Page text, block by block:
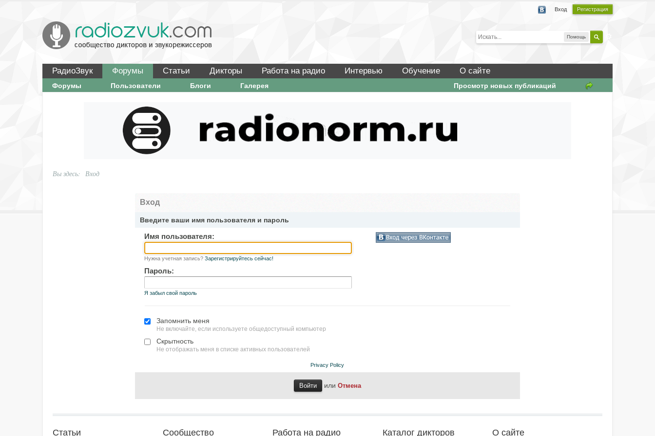
Вход Регистрация
Помощь
РадиоЗвук Форумы Статьи Дикторы Работа на радио Интервью Обучение О сайте
Просмотр новых публикаций
Форумы Пользователи Блоги Галерея
Вы здесь: Вход
Вход
Введите ваши имя пользователя и пароль
Имя пользователя:
Нужна учетная запись?Зарегистрируйтесь сейчас!
Пароль:
Я забыл свой пароль
Запомнить меня
Не включайте, если используете общедоступный компьютер
Скрытность
Не отображать меня в списке активных пользователей
Privacy Policy
или Отмена
Статьи Сообщество Работа на радио Каталог дикторов О сайте